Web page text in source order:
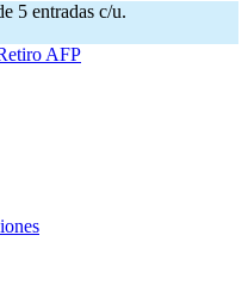
5 entradas c/u.
AFP